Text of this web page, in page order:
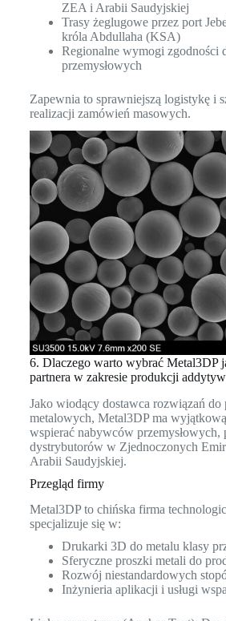
ZEA i Arabii Saudyjskiej
Trasy żeglugowe przez port
króla Abdullaha (KSA)
Regionalne wymogi zgodności
przemysłowych
Zapewnia to sprawniejszą logistykę i
realizacji zamówień masowych.
6. Dlaczego warto wybrać Metal3DP
partnera w zakresie produkcji
Jako wiodący dostawca rozwiązań
metalowych, Metal3DP ma
wspierać nabywców
dystrybutorów w Zjednoczonych
Arabii Saudyjskiej.
Przegląd firmy
Metal3DP to chińska firma
specjalizuje się w:
Drukarki 3D do metalu klasy
Sferyczne proszki metali do
Rozwój niestandardowych
Inżynieria aplikacji i usługi